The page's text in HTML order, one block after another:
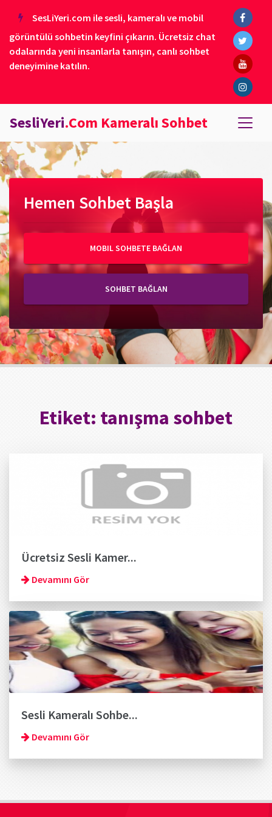
SesLiYeri.com ile sesli, kameralı ve mobil
görüntülü sohbetin keyfini çıkarın. Ücretsiz chat
odalarında yeni insanlarla tanışın, canlı sohbet
deneyimine katılın.
SesliYeri.Com Kameralı Sohbet
Hemen Sohbet Başla
MOBIL SOHBETE BAĞLAN
SOHBET BAĞLAN
Etiket: tanışma sohbet
Ücretsiz Sesli Kamer...
Devamını Gör
Sesli Kameralı Sohbe...
Devamını Gör